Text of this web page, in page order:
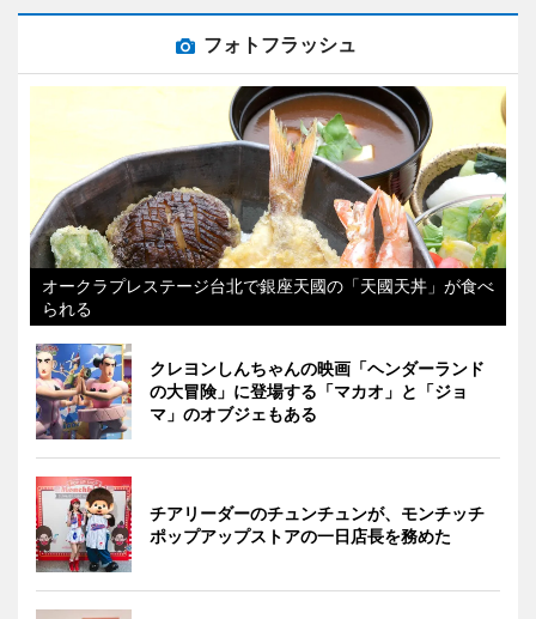
フォトフラッシュ
オークラプレステージ台北で銀座天國の「天國天丼」が食べ
られる
クレヨンしんちゃんの映画「ヘンダーランド
の大冒険」に登場する「マカオ」と「ジョ
マ」のオブジェもある
チアリーダーのチュンチュンが、モンチッチ
ポップアップストアの一日店長を務めた